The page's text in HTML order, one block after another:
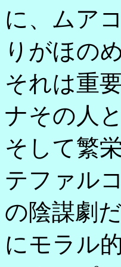
に、ムア
りがほの
それは重
ナその人
そして繁
テファル
の陰謀劇
にモラル